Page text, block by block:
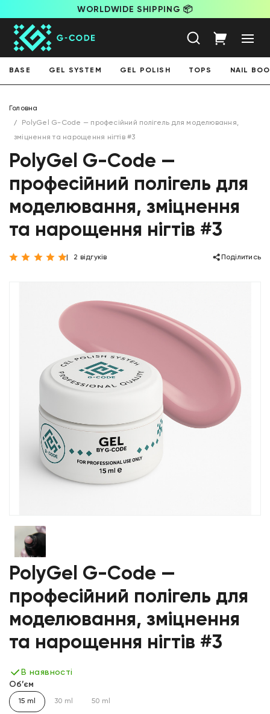
WORLDWIDE SHIPPING 📦
BASE GEL SYSTEM GEL POLISH TOPS NAIL
Головна
PolyGel G-Code — професійний полігель для моделювання,
зміцнення та нарощення нігтів #3
PolyGel G-Code —
професійний полігель для
моделювання, зміцнення
та нарощення нігтів #3
2 відгуків Поділитись
PolyGel G-Code —
професійний полігель для
моделювання, зміцнення
та нарощення нігтів #3
В наявності
Об’єм
15 ml 30 ml 50 ml